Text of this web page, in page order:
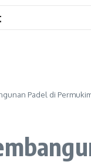
Padel di